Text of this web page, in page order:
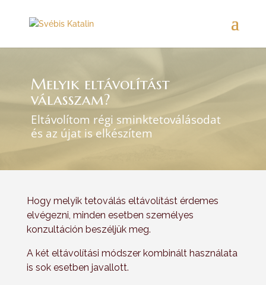
Melyik eltávolítást
válasszam?
Eltávolítom régi sminktetoválásodat
és az újat is elkészítem
Hogy melyik tetoválás eltávolítást érdemes
elvégezni, minden esetben személyes
konzultáción beszéljük meg.
A két eltávolítási módszer kombinált használata
is sok esetben javallott.